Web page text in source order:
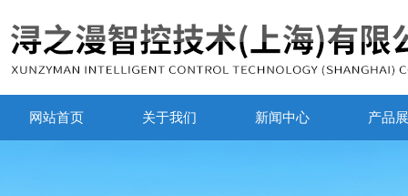
网站首页 关于我们 新闻中心 产品